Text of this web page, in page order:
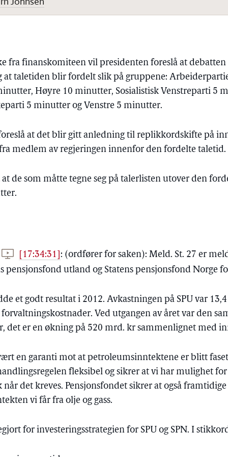
fra finanskomiteen vil presidenten foreslå at
at taletiden blir fordelt slik på gruppene:
Høyre 10 minutter, Sosialistisk Venstreparti 5
5 minutter og Venstre 5 minutter.
at det blir gitt anledning til replikkordskifte på
medlem av regjeringen innenfor den fordelte taletid.
de som måtte tegne seg på talerlisten utover den
[17:34:31]: (ordfører for saken): Meld. St. 27 er
pensjonsfond utland og Statens pensjonsfond Norge
et godt resultat i 2012. Avkastningen på SPU var
Ved utgangen av året var den
det er en økning på 520 mrd. kr sammenlignet med
en garanti mot at petroleumsinntektene er blitt
fleksibel og sikrer at vi har mulighet
det kreves. Pensjonsfondet sikrer at også framtidige
vi får fra olje og gass.
for investeringsstrategien for SPU og SPN. I